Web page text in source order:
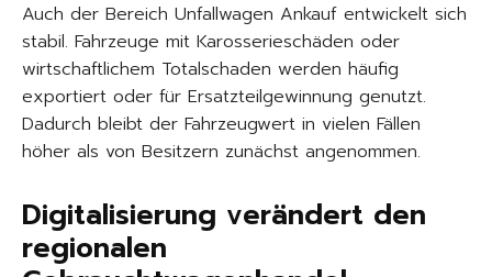
Auch der Bereich Unfallwagen Ankauf entwickelt sich
stabil. Fahrzeuge mit Karosserieschäden oder
wirtschaftlichem Totalschaden werden häufig
exportiert oder für Ersatzteilgewinnung genutzt.
Dadurch bleibt der Fahrzeugwert in vielen Fällen
höher als von Besitzern zunächst angenommen.
Digitalisierung verändert den
regionalen